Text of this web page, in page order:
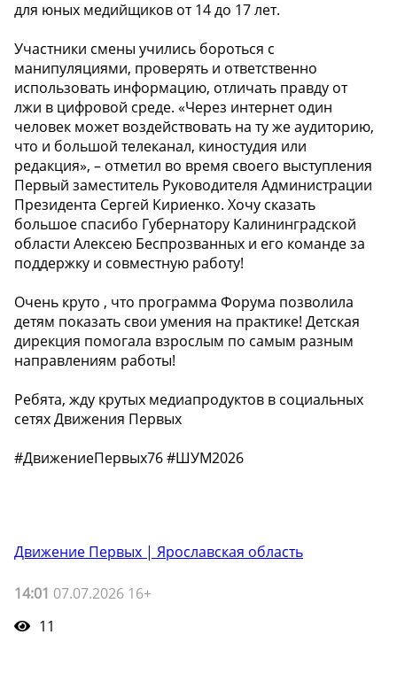
для юных медийщиков от 14 до 17 лет.
Участники смены учились бороться с
манипуляциями, проверять и ответственно
использовать информацию, отличать правду от
лжи в цифровой среде. «Через интернет один
человек может воздействовать на ту же аудиторию,
что и большой телеканал, киностудия или
редакция», – отметил во время своего выступления
Первый заместитель Руководителя Администрации
Президента Сергей Кириенко. Хочу сказать
большое спасибо Губернатору Калининградской
области Алексею Беспрозванных и его команде за
поддержку и совместную работу!
Очень круто , что программа Форума позволила
детям показать свои умения на практике! Детская
дирекция помогала взрослым по самым разным
направлениям работы!
️Ребята, жду крутых медиапродуктов в социальных
сетях Движения Первых
#ДвижениеПервых76 #ШУМ2026
Движение Первых | Ярославская область
14:01 07.07.2026 16+
11